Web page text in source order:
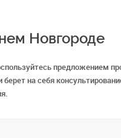
Новгороде
предложением
на себя